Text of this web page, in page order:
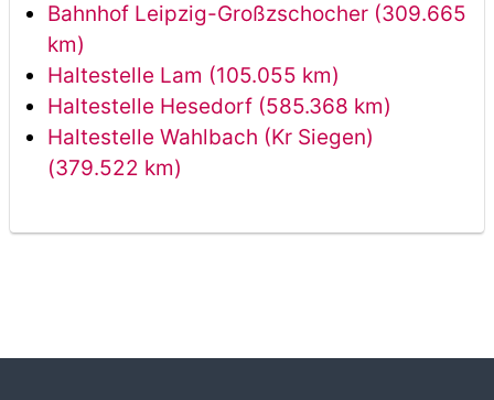
Bahnhof Leipzig-Großzschocher (309.665
km)
Haltestelle Lam (105.055 km)
Haltestelle Hesedorf (585.368 km)
Haltestelle Wahlbach (Kr Siegen)
(379.522 km)